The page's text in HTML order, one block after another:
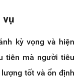
vụ
kỳ vọng và hiện
tiên mà người tiêu
lượng tốt và ổn định